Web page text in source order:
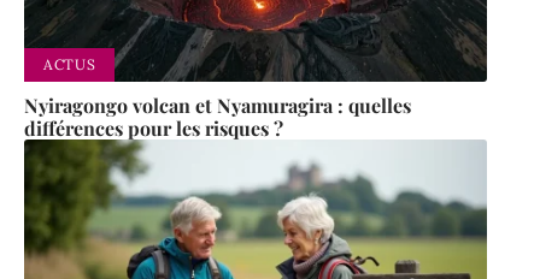
ACTUS
Nyiragongo volcan et Nyamuragira : quelles
différences pour les risques ?